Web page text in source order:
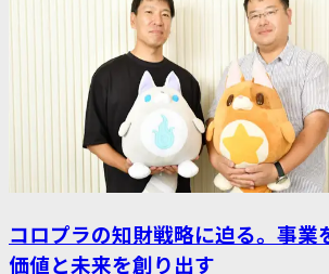
コロプラの知財戦略に迫る。事業
価値と未来を創り出す